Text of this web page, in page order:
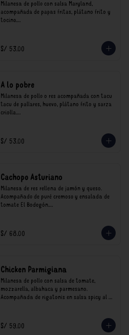
Milanesa de pollo con salsa Maryland,
acompañada de papas fritas, plátano frito y
tocino.
incluyen impuestos de ley y recargo al
consumo.
S/ 53.00
A lo pobre
Milanesa de pollo o res acompañada con tacu
tacu de pallares, huevo, plátano frito y sarza
criolla.
incluyen impuestos de ley y recargo al
consumo.
S/ 53.00
Cachopo Asturiano
Milanesa de res rellena de jamón y queso.
Acompañado de puré cremoso y ensalada de
tomate El Bodegón.
incluyen impuestos de ley y recargo al
consumo.
S/ 68.00
Chicken Parmigiana
Milanesa de pollo con salsa de tomate,
mozzarella, albahaca y parmesano.
Acompañada de rigatonis en salsa spicy al
*Nuestros precios están expresados en soles e
incluyen impuestos de ley y recargo al
S/ 59.00